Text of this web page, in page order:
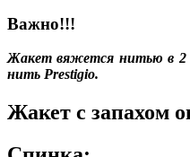
Важно!!!
Жакет вяжется нитью в 2
нить Prestigio.
Жакет с запахом